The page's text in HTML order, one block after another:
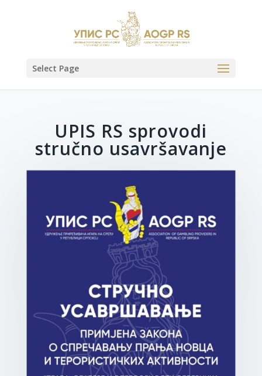
Select Page
UPIS RS sprovodi
stručno usavršavanje